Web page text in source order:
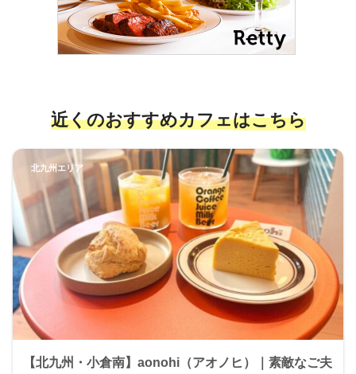
近くのおすすめカフェはこちら
【北九州・小倉南】aonohi（アオノヒ）｜素敵なご夫
北九州エリア